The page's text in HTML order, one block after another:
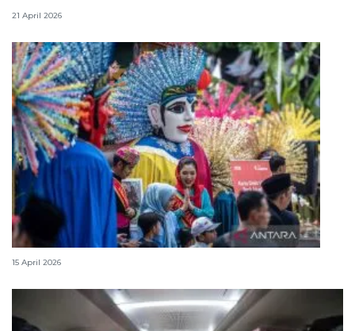
21 April 2026
Lebaran Betawi, harmoni tradisi dan kota global
15 April 2026